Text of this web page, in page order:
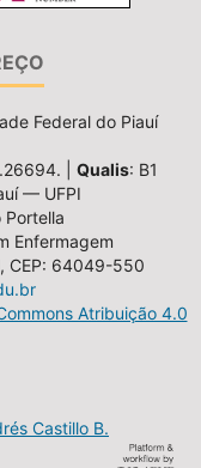
Federal do Piauí
| Qualis: B1
— UFPI
Portella
Enfermagem
CEP: 64049-550
Atribuição 4.0
Castillo B.